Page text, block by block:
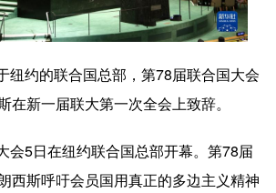
人居 信息化 数字经济
约的联合国总部，第78届联合国大会
在新一届联大第一次全会上致辞。
5日在纽约联合国总部开幕。第78届
西斯呼吁会员国用真正的多边主义精神